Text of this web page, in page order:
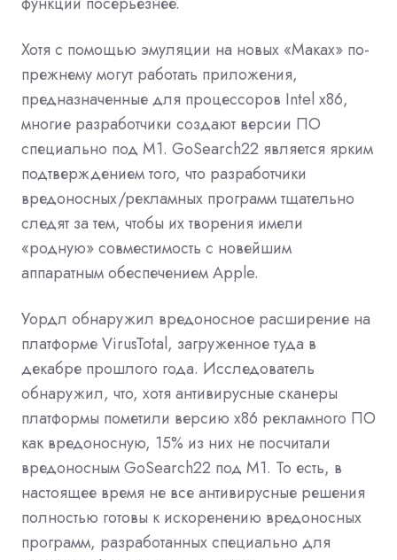
Хотя с помощью эмуляции на новых «Маках» по-
прежнему могут работать приложения,
предназначенные для процессоров Intel x86,
многие разработчики создают версии ПО
специально под M1. GoSearch22 является ярким
подтверждением того, что разработчики
вредоносных/рекламных программ тщательно
следят за тем, чтобы их творения имели
«родную» совместимость с новейшим
аппаратным обеспечением Apple.
Уордл обнаружил вредоносное расширение на
платформе VirusTotal, загруженное туда в
декабре прошлого года. Исследователь
обнаружил, что, хотя антивирусные сканеры
платформы пометили версию x86 рекламного ПО
как вредоносную, 15% из них не посчитали
вредоносным GoSearch22 под M1. То есть, в
настоящее время не все антивирусные решения
полностью готовы к искоренению вредоносных
программ, разработанных специально для